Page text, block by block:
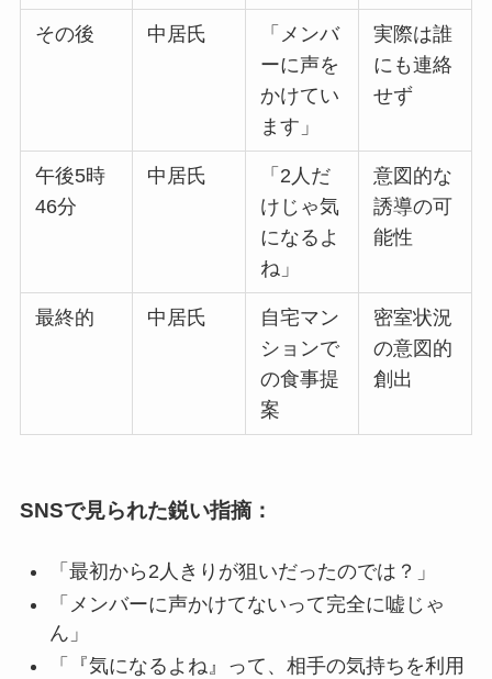
その後 中居氏
「メンバ
ーに声を
かけてい
ます」
実際は誰
にも連絡
せず
午後5時
46分
中居氏
「2人だ
けじゃ気
になるよ
ね」
意図的な
誘導の可
能性
最終的 中居氏
自宅マン
ションで
の食事提
案
密室状況
の意図的
創出
SNSで見られた鋭い指摘：
「最初から2人きりが狙いだったのでは？」
「メンバーに声かけてないって完全に嘘じゃ
ん」
「『気になるよね』って、相手の気持ちを利用